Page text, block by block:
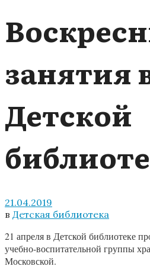
занятия
Детской
21.04.2019
в Детская библиотека
21 апреля в Детской библиотеке
учебно-воспитательной группы
Московской.